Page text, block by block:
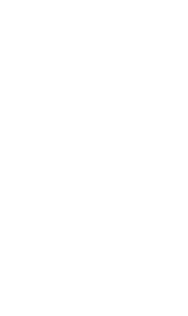
味着以清晰的目
将变化转为机
发展以及责任担
体验中心（ICS）
汉高全球创新与客户中
户及合作伙伴，为超过
开发解决方案。